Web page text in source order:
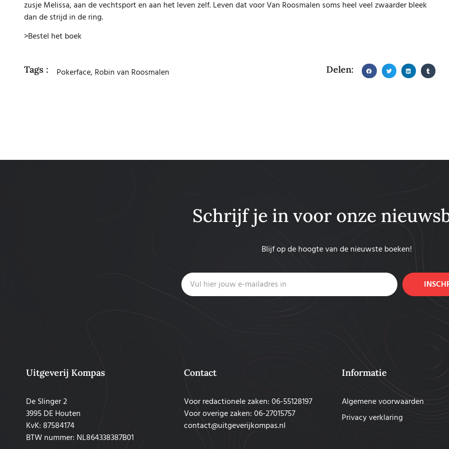
zusje Melissa, aan de vechtsport en aan het leven zelf. Leven dat voor Van Roosmalen soms heel veel zwaarder bleek
dan de strijd in de ring.
>Bestel het boek
Tags : Pokerface, Robin van Roosmalen Delen:
Schrijf je in voor onze
Blijf op de hoogte van de nieuwste boeken!
Uitgeverij Kompas
De Slinger 2
3995 DE Houten
KvK: 87584174
BTW nummer: NL864338387B01
Contact
Voor redactionele zaken: 06-55128197
Voor overige zaken: 06-27015757
contact@uitgeverijkompas.nl
Informatie
Algemene voorwaarden
Privacy verklaring